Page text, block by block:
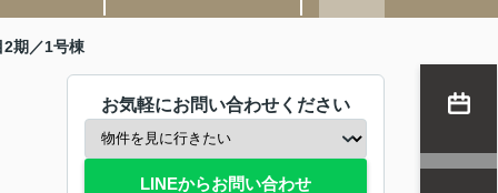
2期／1号棟
お気軽にお問い合わせください
LINEからお問い合わせ